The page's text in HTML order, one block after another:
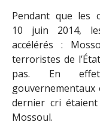
Pendant que les
10 juin 2014,
accélérés :
terroristes de
pas. En
gouvernementaux
dernier cri
Mossoul.